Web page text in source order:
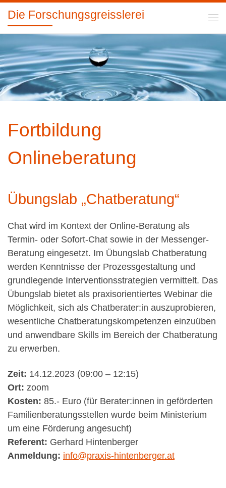
Zum Inhalt springen
Die Forschungsgreisslerei
Fortbildung
Onlineberatung
Übungslab „Chatberatung“
Chat wird im Kontext der Online-Beratung als
Termin- oder Sofort-Chat sowie in der Messenger-
Beratung eingesetzt. Im Übungslab Chatberatung
werden Kenntnisse der Prozessgestaltung und
grundlegende Interventionsstrategien vermittelt. Das
Übungslab bietet als praxisorientiertes Webinar die
Möglichkeit, sich als Chatberater:in auszuprobieren,
wesentliche Chatberatungskompetenzen einzuüben
und anwendbare Skills im Bereich der Chatberatung
zu erwerben.
Zeit: 14.12.2023 (09:00 – 12:15)
Ort: zoom
Kosten: 85.- Euro (für Berater:innen in geförderten
Familienberatungsstellen wurde beim Ministerium
um eine Förderung angesucht)
Referent: Gerhard Hintenberger
Anmeldung: info@praxis-hintenberger.at